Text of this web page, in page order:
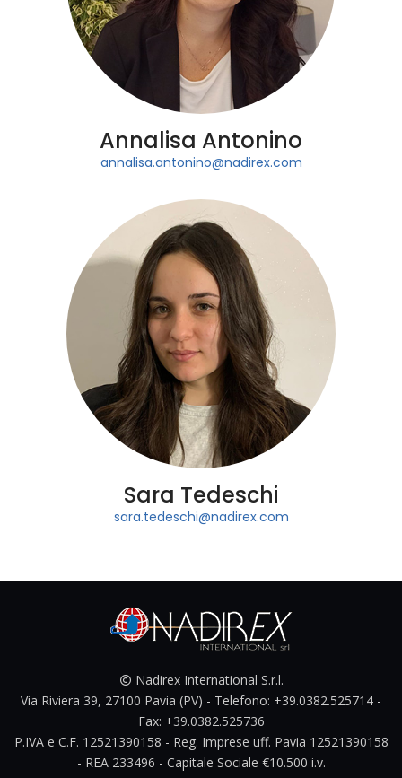
Annalisa Antonino
annalisa.antonino@nadirex.com
Sara Tedeschi
sara.tedeschi@nadirex.com
Nadirex International S.r.l.
Via Riviera 39, 27100 Pavia (PV) - Telefono: +39.0382.525714 -
Fax: +39.0382.525736
P.IVA e C.F. 12521390158 - Reg. Imprese uff. Pavia 12521390158
- REA 233496 - Capitale Sociale €10.500 i.v.